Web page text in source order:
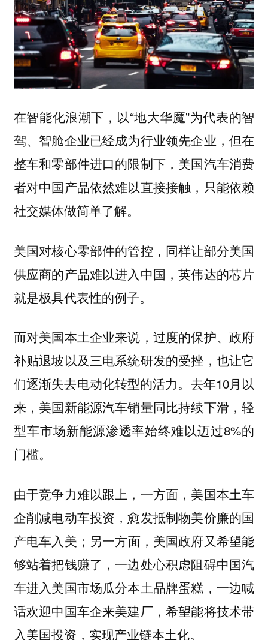
在智能化浪潮下，以“地大华魔”为代表的智
驾、智舱企业已经成为行业领先企业，但在
整车和零部件进口的限制下，美国汽车消费
者对中国产品依然难以直接接触，只能依赖
社交媒体做简单了解。
美国对核心零部件的管控，同样让部分美国
供应商的产品难以进入中国，英伟达的芯片
就是极具代表性的例子。
而对美国本土企业来说，过度的保护、政府
补贴退坡以及三电系统研发的受挫，也让它
们逐渐失去电动化转型的活力。去年10月以
来，美国新能源汽车销量同比持续下滑，轻
型车市场新能源渗透率始终难以迈过8%的
门槛。
由于竞争力难以跟上，一方面，美国本土车
企削减电动车投资，愈发抵制物美价廉的国
产电车入美；另一方面，美国政府又希望能
够站着把钱赚了，一边处心积虑阻碍中国汽
车进入美国市场瓜分本土品牌蛋糕，一边喊
话欢迎中国车企来美建厂，希望能将技术带
入美国投资，实现产业链本土化。